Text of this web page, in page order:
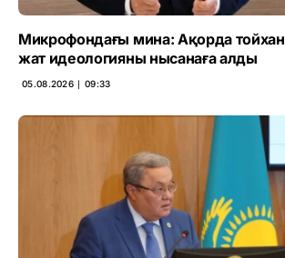
Микрофондағы мина: Ақорда
жат идеологияны нысанаға алды
05.08.2026 ∣ 09:33